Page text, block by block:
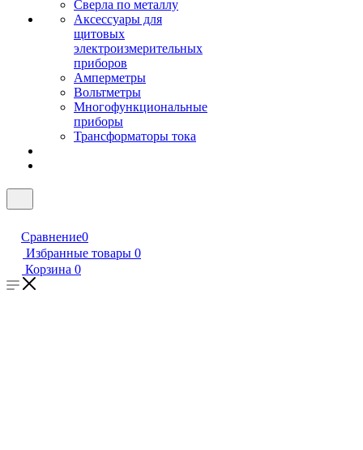
Сверла по металлу
Аксессуары для
щитовых
электроизмерительных
приборов
Амперметры
Вольтметры
Многофункциональные
приборы
Трансформаторы тока
Сравнение0
Избранные товары 0
Корзина 0